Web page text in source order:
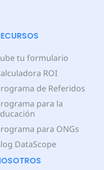
tu formulario
ROI
de Referidos
para la
para ONGs
DataScope